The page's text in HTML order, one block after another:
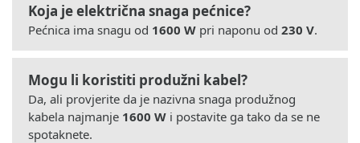
Koja je električna snaga pećnice?
Pećnica ima snagu od 1600 W pri naponu od 230 V.
Mogu li koristiti produžni kabel?
Da, ali provjerite da je nazivna snaga produžnog
kabela najmanje 1600 W i postavite ga tako da se ne
spotaknete.